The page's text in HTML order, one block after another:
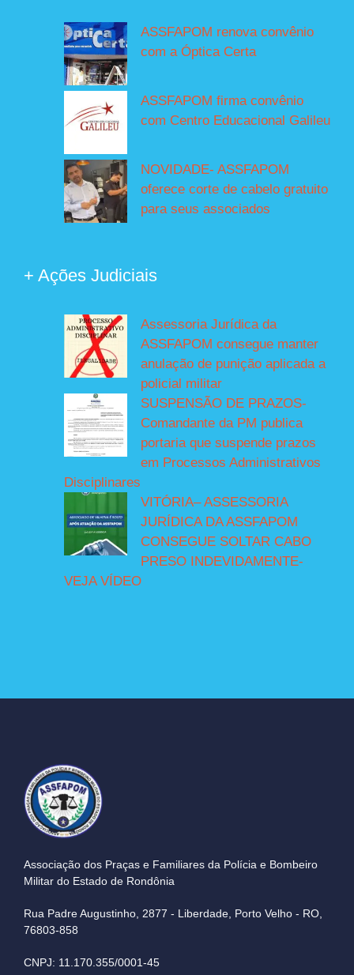
ASSFAPOM renova convênio
com a Óptica Certa
ASSFAPOM firma convênio
com Centro Educacional Galileu
NOVIDADE- ASSFAPOM
oferece corte de cabelo gratuito
para seus associados
+ Ações Judiciais
Assessoria Jurídica da
ASSFAPOM consegue manter
anulação de punição aplicada a
policial militar
SUSPENSÃO DE PRAZOS-
Comandante da PM publica
portaria que suspende prazos
em Processos Administrativos
Disciplinares
VITÓRIA– ASSESSORIA
JURÍDICA DA ASSFAPOM
CONSEGUE SOLTAR CABO
PRESO INDEVIDAMENTE-
VEJA VÍDEO
Associação dos Praças e Familiares da Polícia e Bombeiro
Militar do Estado de Rondônia
Rua Padre Augustinho, 2877 - Liberdade, Porto Velho - RO,
76803-858
CNPJ: 11.170.355/0001-45